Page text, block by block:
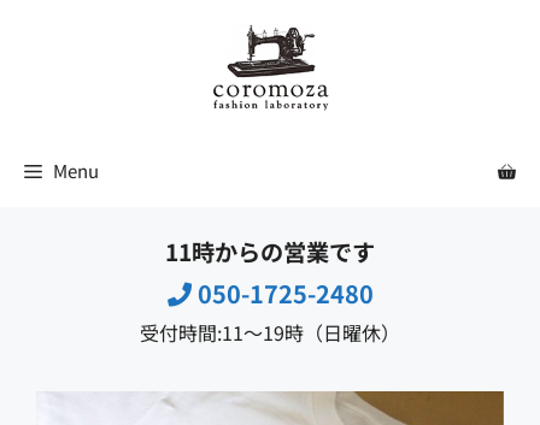
Menu
11時からの営業です
050-1725-2480
受付時間:11〜19時（日曜休）